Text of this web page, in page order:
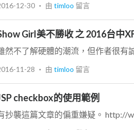
12-30 ‧ 由 timloo 留言
Girl美不勝收 之 2016台中
然不了解硬體的潮流，但作者很有
11-28 ‧ 由 timloo 留言
checkbox的使用範例